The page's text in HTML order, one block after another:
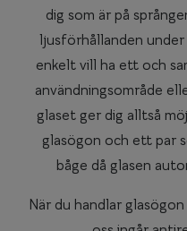
dig som är på
ljusförhållanden
enkelt vill ha ett och
användningsområde
glaset ger dig alltså
glasögon och ett par
båge då glasen
När du handlar